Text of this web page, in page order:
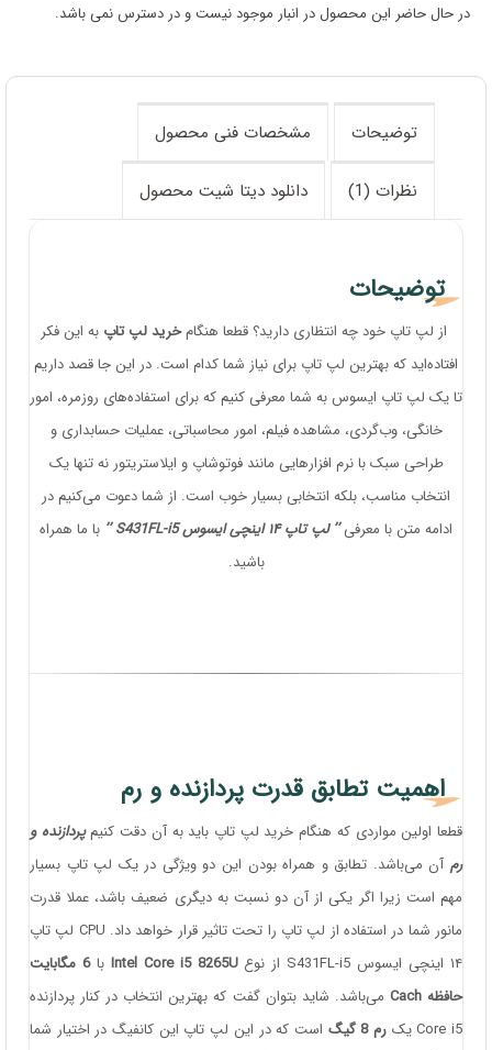
در حال حاضر این محصول در انبار موجود نیست و در دسترس نمی باشد.
توضیحات مشخصات فنی محصول
نظرات (1) دانلود دیتا شیت محصول
توضیحات
از لپ تاپ خود چه انتظاری دارید؟ قطعا هنگامخرید لپ تاپ به این فکر
افتاده‌اید که بهترین لپ تاپ برای نیاز شما کدام است. در این جا قصد داریم
تا یک لپ تاپ ایسوس به شما معرفی کنیم که برای استفاده‌های روزمره، امور
خانگی، وب‌گردی، مشاهده فیلم، امور محاسباتی، عملیات حسابداری و
طراحی سبک با نرم افزارهایی مانند فوتوشاپ و ایلاستریتور نه تنها یک
انتخاب مناسب، بلکه انتخابی بسیار خوب است. از شما دعوت می‌کنیم در
ادامه متن با معرفی ‍‍‍‍‍‍‍‍‍’’ لپ تاپ ۱۴ اینچی ایسوس S431FL-i5 ’’
با ما همراه
باشید.
اهمیت تطابق قدرت پردازنده و رم
قطعا اولین مواردی که هنگام خرید لپ تاپ باید به آن دقت کنیمپردازنده و
رم آن می‌باشد. تطابق و همراه بودن این دو ویژگی در یک لپ تاپ بسیار
مهم است زیرا اگر یکی از آن دو نسبت به دیگری ضعیف باشد، عملا قدرت
مانور شما در استفاده از لپ تاپ را تحت تاثیر قرار خواهد داد. CPU لپ تاپ
۱۴ اینچی ایسوس S431FL-i5 از نوع
Intel Core i5 8265U با
6 مگابایت
حافظه Cach
می‌باشد. شاید بتوان گفت که بهترین انتخاب در کنار پردازنده
Core i5 یک
رم 8 گیگ
است که در این لپ تاپ این کانفیگ در اختیار شما